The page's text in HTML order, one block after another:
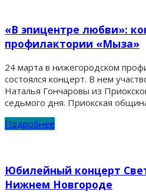
«В эпицентре любви»:
профилактории «Мыза»
24 марта в нижегородском
состоялся концерт. В нем
Наталья Гончаровы из
седьмого дня. Приокская
Подробнее
Юбилейный концерт
Нижнем Новгороде